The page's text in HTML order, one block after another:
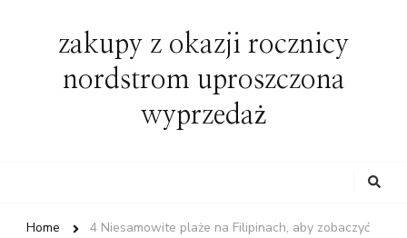
zakupy z okazji rocznicy
nordstrom uproszczona
wyprzedaż
Home 4 Niesamowite plaże na Filipinach, aby zobaczyć